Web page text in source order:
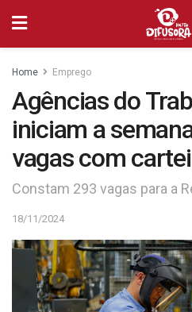
Home Emprego
Agências do
iniciam a
vagas com
Constam 293 vagas para a
18/11/2024